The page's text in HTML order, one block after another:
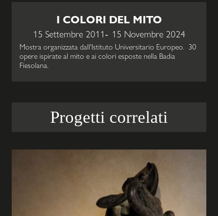
I COLORI DEL MITO
15 Settembre 2011 15 Novembre 2024
Mostra organizzata dall'Istituto Universitario Europeo. 30
opere ispirate al mito e ai colori esposte nella Badia
Fiesolana.
Progetti correlati